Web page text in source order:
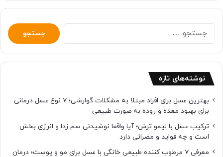
جستجو
برای:
نوشته‌های تازه
بهترین عسل برای افراد مبتلا به مشکلات گوارشی؛ 7 نوع عسل درمانی
برای بهبود معده و روده به صورت طبیعی
ترکیب عسل با لیمو ترش؛ آیا واقعا نوشیدنی سم زدا و انرژی بخش
است و چه فواید و مضراتی دارد
معرفی 7 مرطوب کننده طبیعی خانگی با عسل برای مو و پوست؛ درمان